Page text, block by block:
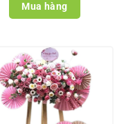
Mua hàng